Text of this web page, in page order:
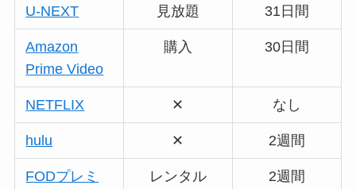
U-NEXT 見放題 31日間
Amazon
Prime Video
購入 30日間
NETFLIX ✕ なし
hulu ✕ 2週間
FODプレミ
レンタル 2週間